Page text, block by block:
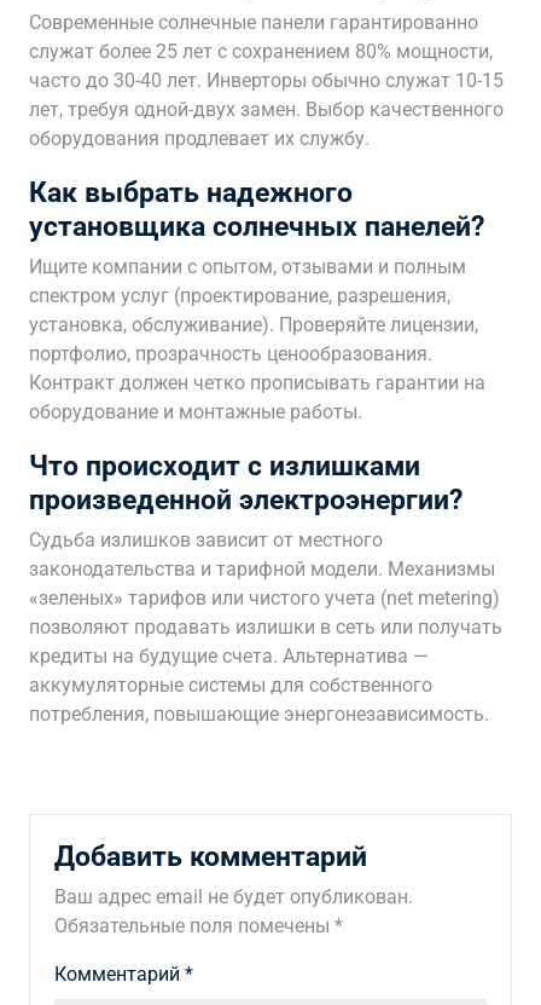
Современные солнечные панели гарантированно
служат более 25 лет с сохранением 80% мощности,
часто до 30-40 лет. Инверторы обычно служат 10-15
лет, требуя одной-двух замен. Выбор качественного
оборудования продлевает их службу.
Как выбрать надежного
установщика солнечных панелей?
Ищите компании с опытом, отзывами и полным
спектром услуг (проектирование, разрешения,
установка, обслуживание). Проверяйте лицензии,
портфолио, прозрачность ценообразования.
Контракт должен четко прописывать гарантии на
оборудование и монтажные работы.
Что происходит с излишками
произведенной электроэнергии?
Судьба излишков зависит от местного
законодательства и тарифной модели. Механизмы
«зеленых» тарифов или чистого учета (net metering)
позволяют продавать излишки в сеть или получать
кредиты на будущие счета. Альтернатива —
аккумуляторные системы для собственного
потребления, повышающие энергонезависимость.
Добавить комментарий
Ваш адрес email не будет опубликован.
Обязательные поля помечены *
Комментарий *